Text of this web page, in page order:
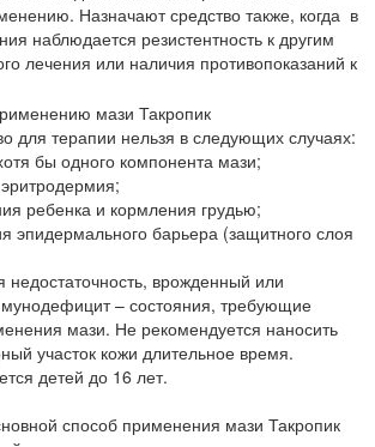
Назначают средство также, когда в
наблюдается резистентность к другим
лечения или наличия противопоказаний к
для терапии нельзя в следующих случаях:
бы одного компонента мази;
ребенка и кормления грудью;
эпидермального барьера (защитного слоя
недостаточность, врожденный или
– состояния, требующие
мази. Не рекомендуется наносить
участок кожи длительное время.
детей до 16 лет.
способ применения мази Такропик